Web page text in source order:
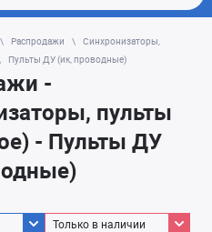
Распродажи
Синхронизаторы,
Пульты ДУ (ик, проводные)
-
пульты
- Пульты ДУ
Только в наличии